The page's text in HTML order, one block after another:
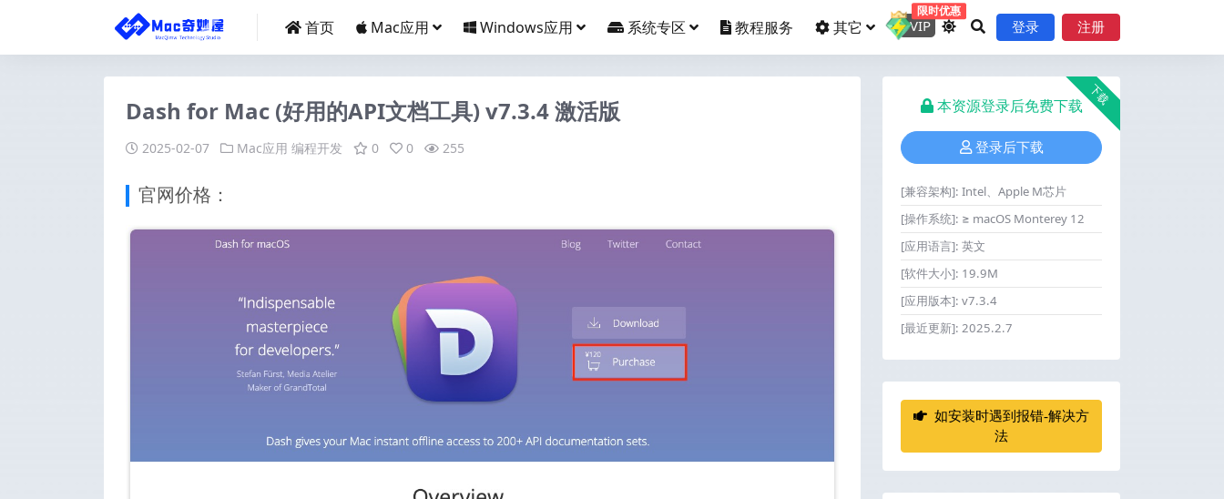
首页 Mac应用 Windows应用 系统专区 教程服务 其它 VIP
限时优惠
登录 注册
Dash for Mac (好用的API文档工具) v7.3.4 激活版
2025-02-07 Mac应用 编程开发 0 0 255
官网价格：
下载
本资源登录后免费下载
登录后下载
[兼容架构]: Intel、Apple M芯片
[操作系统]: ≥ macOS Monterey 12
[应用语言]: 英文
[软件大小]: 19.9M
[应用版本]: v7.3.4
[最近更新]: 2025.2.7
如安装时遇到报错-解决方
法